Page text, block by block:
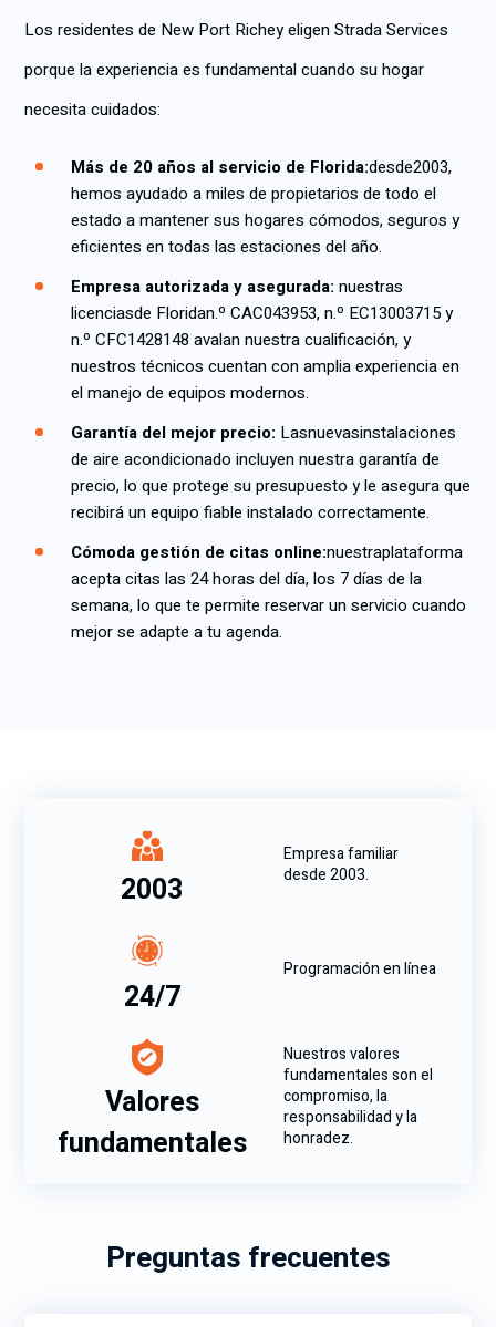
Los residentes de New Port Richey eligen Strada Services
porque la experiencia es fundamental cuando su hogar
necesita cuidados:
Más de 20 años al servicio de Florida:desde2003,
hemos ayudado a miles de propietarios de todo el
estado a mantener sus hogares cómodos, seguros y
eficientes en todas las estaciones del año.
Empresa autorizada y asegurada: nuestras
licenciasde Floridan.º CAC043953, n.º EC13003715 y
n.º CFC1428148 avalan nuestra cualificación, y
nuestros técnicos cuentan con amplia experiencia en
el manejo de equipos modernos.
Garantía del mejor precio: Lasnuevasinstalaciones
de aire acondicionado incluyen nuestra garantía de
precio, lo que protege su presupuesto y le asegura que
recibirá un equipo fiable instalado correctamente.
Cómoda gestión de citas online:nuestraplataforma
acepta citas las 24 horas del día, los 7 días de la
semana, lo que te permite reservar un servicio cuando
mejor se adapte a tu agenda.
2003
Empresa familiar
desde 2003.
24/7
Programación en línea
Valores
fundamentales
Nuestros valores
fundamentales son el
compromiso, la
responsabilidad y la
honradez.
Preguntas frecuentes